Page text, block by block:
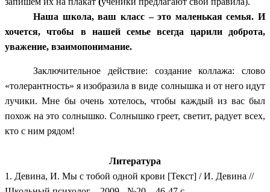
Наша школа, ваш класс – это маленькая семья. И
хочется, чтобы в нашей семье всегда царили доброта,
уважение, взаимопонимание.
Заключительное действие: создание коллажа: слово
«толерантность» я изобразила в виде солнышка и от него идут
лучики. Мне бы очень хотелось, чтобы каждый из вас был
похож на это солнышко. Солнышко греет, светит, радует всех,
кто с ним рядом!
Литература
1. Девина, И. Мы с тобой одной крови [Текст] / И. Девина //